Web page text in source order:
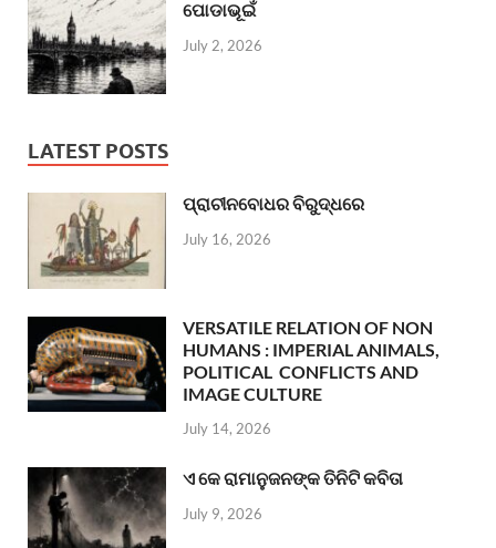
ପୋଡାଭୂଇଁ
July 2, 2026
LATEST POSTS
ପ୍ରାଚୀନବୋଧର ବିରୁଦ୍ଧରେ
July 16, 2026
VERSATILE RELATION OF NON
HUMANS : IMPERIAL ANIMALS,
POLITICAL CONFLICTS AND
IMAGE CULTURE
July 14, 2026
ଏ କେ ରାମାନୁଜନଙ୍କ ତିନିଟି କବିତା
July 9, 2026